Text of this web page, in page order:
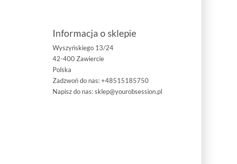
Informacja o sklepie
Wyszyńskiego 13/24
42-400 Zawiercie
Polska
Zadzwoń do nas:+48515185750
Napisz do nas:sklep@yourobsession.pl